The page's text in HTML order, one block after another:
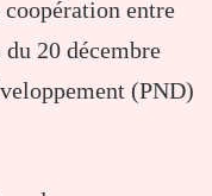
entre
20 décembre
(PND)